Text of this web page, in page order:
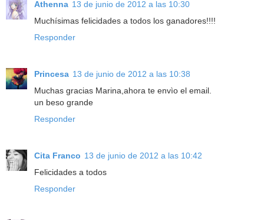
Athenna 13 de junio de 2012 a las 10:30
Muchísimas felicidades a todos los ganadores!!!!
Responder
Princesa 13 de junio de 2012 a las 10:38
Muchas gracias Marina,ahora te envìo el email.
un beso grande
Responder
Cita Franco 13 de junio de 2012 a las 10:42
Felicidades a todos
Responder